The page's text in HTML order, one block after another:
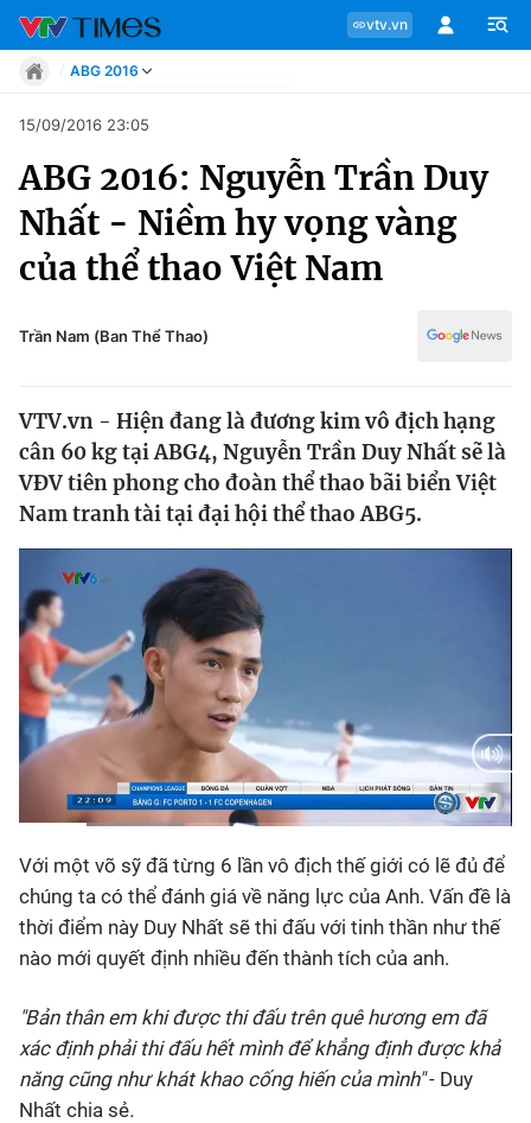
vtv.vn
Chuyên mục
Tin tức
Chân dung
Sự kiện
Bóng đá
Thể thao Điện tử
Các môn khác
VIDEO
Bên lề
ABG 2016
Move
Phong cách
Chân dung
Sự kiện
Bóng đá
15/09/2016 23:05
ABG 2016: Nguyễn Trần Duy
Nhất - Niềm hy vọng vàng
của thể thao Việt Nam
Trần Nam (Ban Thể Thao)
VTV.vn - Hiện đang là đương kim vô địch hạng
cân 60 kg tại ABG4, Nguyễn Trần Duy Nhất sẽ là
VĐV tiên phong cho đoàn thể thao bãi biển Việt
Nam tranh tài tại đại hội thể thao ABG5.
Time
Với một võ sỹ đã từng 6 lần vô địch thế giới có lẽ đủ để
chúng ta có thể đánh giá về năng lực của Anh. Vấn đề là
thời điểm này Duy Nhất sẽ thi đấu với tinh thần như thế
nào mới quyết định nhiều đến thành tích của anh.
"Bản thân em khi được thi đấu trên quê hương em đã
xác định phải thi đấu hết mình để khẳng định được khả
năng cũng như khát khao cống hiến của mình"- Duy
Nhất chia sẻ.